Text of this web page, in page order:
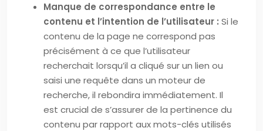
Manque de correspondance entre le
contenu et l’intention de l’utilisateur : Si le
contenu de la page ne correspond pas
précisément à ce que l’utilisateur
recherchait lorsqu’il a cliqué sur un lien ou
saisi une requête dans un moteur de
recherche, il rebondira immédiatement. Il
est crucial de s’assurer de la pertinence du
contenu par rapport aux mots-clés utilisés